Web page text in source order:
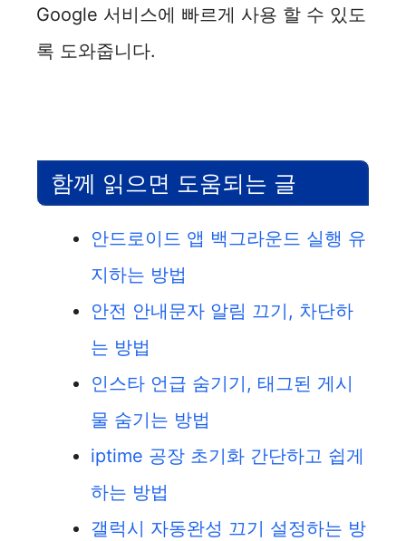
Google 서비스에 빠르게 사용 할 수 있도
록 도와줍니다.
함께 읽으면 도움되는 글
안드로이드 앱 백그라운드 실행 유
지하는 방법
안전 안내문자 알림 끄기, 차단하
는 방법
인스타 언급 숨기기, 태그된 게시
물 숨기는 방법
iptime 공장 초기화 간단하고 쉽게
하는 방법
갤럭시 자동완성 끄기 설정하는 방